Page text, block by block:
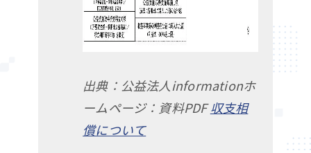
出典：公益法人informationホ
ームページ：資料PDF収支相
償について